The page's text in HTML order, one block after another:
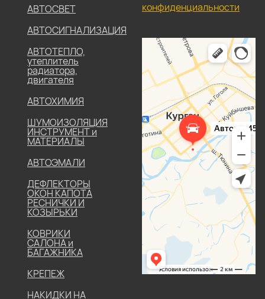
АВТОСВЕТ
АВТОСИГНАЛИЗАЦИЯ
АВТОТЕПЛО,
утеплитель
радиатора,
двигателя
АВТОХИМИЯ
ШУМОИЗОЛЯЦИЯ
ИНСТРУМЕНТ и
МАТЕРИАЛЫ
АВТОЭМАЛИ
ДЕФЛЕКТОРЫ
ОКОН КАПОТА
РЕСНИЧКИ И
КОЗЫРЬКИ
КОВРИКИ
САЛОНА и
БАГАЖНИКА
КРЕПЕЖ
НАКИДКИ НА
конфиденциальности